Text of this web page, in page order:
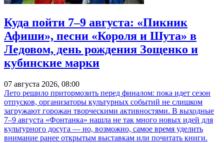
Куда пойти 7–9 августа: «Пикник
Афиши», песни «Короля и Шута» в
Ледовом, день рождения Зощенко и
кубинские марки
07 августа 2026, 08:00
Лето решило притормозить перед финалом: пока идет сезон
отпусков, организаторы культурных событий не слишком
загружают горожан творческими активностями. В выходные
7–9 августа «Фонтанка» нашла не так много новых идей для
культурного досуга — но, возможно, самое время уделить
внимание ранее открытым выставкам или почитать книги.